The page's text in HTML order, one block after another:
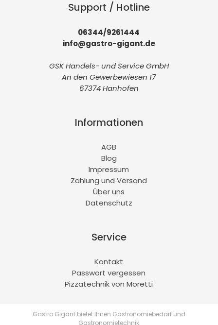
Support / Hotline
06344/9261444
info@gastro-gigant.de
GSK Handels- und Service GmbH
An den Gewerbewiesen 17
67374 Hanhofen
Informationen
AGB
Blog
Impressum
Zahlung und Versand
Über uns
Datenschutz
Service
Kontakt
Passwort vergessen
Pizzatechnik von Moretti
Gastro Gigant bietet Ihnen Gastronomiebedarf und
Gastronomietechnik